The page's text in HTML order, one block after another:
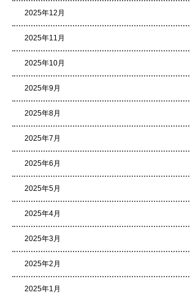
2025年12月
2025年11月
2025年10月
2025年9月
2025年8月
2025年7月
2025年6月
2025年5月
2025年4月
2025年3月
2025年2月
2025年1月